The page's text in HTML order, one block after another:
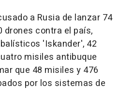
a Rusia de lanzar 74
drones contra el país,
'Iskander', 42
misiles antibuque
que 48 misiles y 476
por los sistemas de